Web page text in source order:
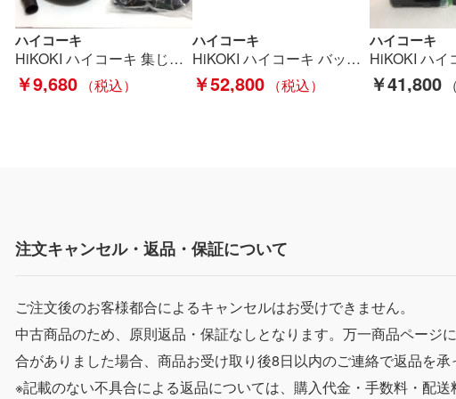
ハイコーキ
HiKOKI ハイコーキ 集じんアダプター 程度A 0033-3998 Aランク
￥9,680
ハイコーキ
HiKOKI ハイコーキ バッテリー 程度A 5個セット BSL36A18X Aランク
￥52,800
ハイコーキ
￥41,800
注文キャンセル・返品・保証について
ご注文後のお客様都合によるキャンセルはお受けできません。
中古商品のため、原則返品・保証なしとなります。万一商品ページ
合がありました場合、商品お受け取り後8日以内のご連絡で返品を承
※記載のない不具合による返品については、購入代金・手数料・配送